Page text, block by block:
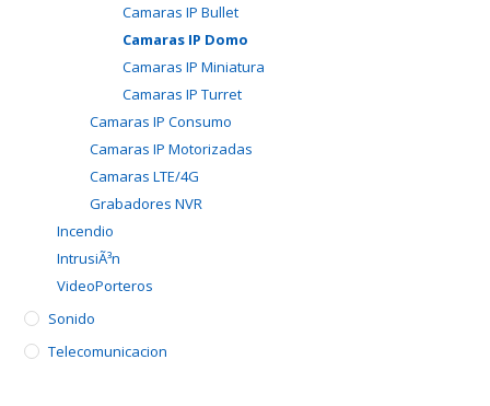
Camaras IP Bullet
Camaras IP Domo
Camaras IP Miniatura
Camaras IP Turret
Camaras IP Consumo
Camaras IP Motorizadas
Camaras LTE/4G
Grabadores NVR
Incendio
IntrusiÃ³n
VideoPorteros
Sonido
Telecomunicacion